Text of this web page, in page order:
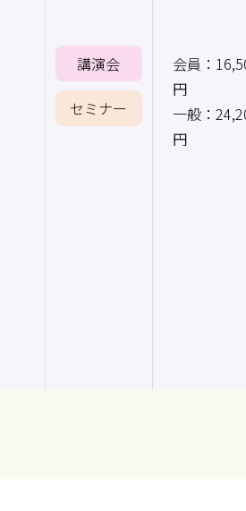
講演会
セミナー
会員：
円
一般：
円